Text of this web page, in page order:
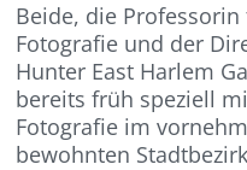
Beide, die
Fotografie und der
Hunter East Harlem
bereits früh speziell
Fotografie im
bewohnten